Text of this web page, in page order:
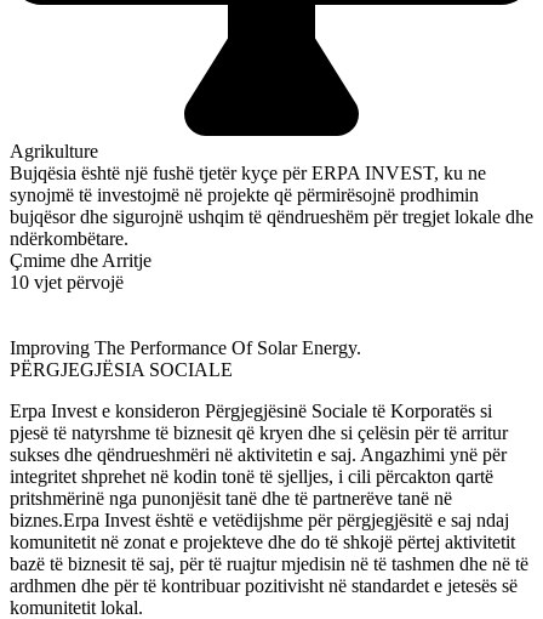
Agrikulture
Bujqësia është një fushë tjetër kyçe për ERPA INVEST, ku ne
synojmë të investojmë në projekte që përmirësojnë prodhimin
bujqësor dhe sigurojnë ushqim të qëndrueshëm për tregjet lokale dhe
ndërkombëtare.
Çmime dhe Arritje
10 vjet përvojë
Improving The Performance Of Solar Energy.
PËRGJEGJËSIA SOCIALE
Erpa Invest e konsideron Përgjegjësinë Sociale të Korporatës si
pjesë të natyrshme të biznesit që kryen dhe si çelësin për të arritur
sukses dhe qëndrueshmëri në aktivitetin e saj. Angazhimi ynë për
integritet shprehet në kodin tonë të sjelljes, i cili përcakton qartë
pritshmërinë nga punonjësit tanë dhe të partnerëve tanë në
biznes.Erpa Invest është e vetëdijshme për përgjegjësitë e saj ndaj
komunitetit në zonat e projekteve dhe do të shkojë përtej aktivitetit
bazë të biznesit të saj, për të ruajtur mjedisin në të tashmen dhe në të
ardhmen dhe për të kontribuar pozitivisht në standardet e jetesës së
komunitetit lokal.